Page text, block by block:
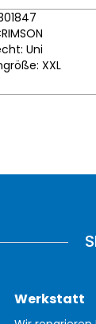
Uni
XXL
Werkstatt